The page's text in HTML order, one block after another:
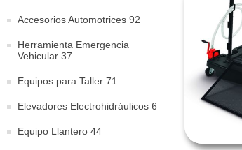
Accesorios Automotrices 92
Herramienta Emergencia
Vehicular 37
Equipos para Taller 71
Elevadores Electrohidráulicos 6
Equipo Llantero 44